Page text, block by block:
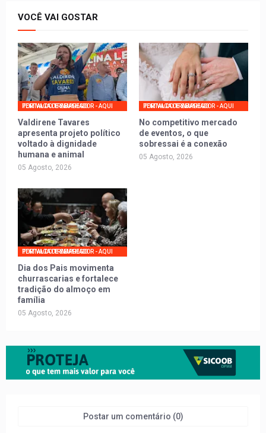
VOCÊ VAI GOSTAR
PORTAL DO TRABALHADOR - AQUI TEM VAGA DE EMPREGO
Valdirene Tavares
apresenta projeto político
voltado à dignidade
humana e animal
05 Agosto, 2026
PORTAL DO TRABALHADOR - AQUI TEM VAGA DE EMPREGO
No competitivo mercado
de eventos, o que
sobressai é a conexão
05 Agosto, 2026
PORTAL DO TRABALHADOR - AQUI TEM VAGA DE EMPREGO
Dia dos Pais movimenta
churrascarias e fortalece
tradição do almoço em
família
05 Agosto, 2026
Postar um comentário (0)